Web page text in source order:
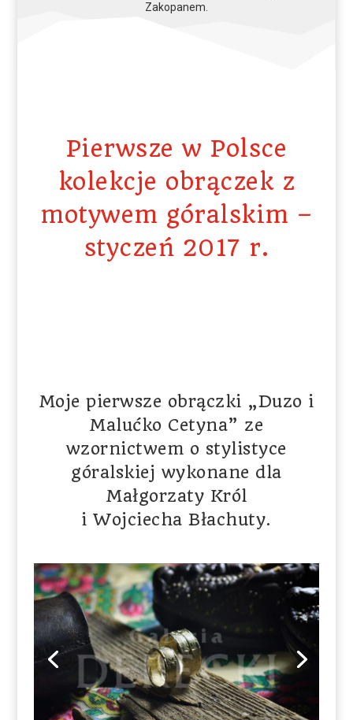
Zakopanem.
Pierwsze w Polsce
kolekcje obrączek z
motywem góralskim –
styczeń 2017 r.
Moje pierwsze obrączki „Duzo i
Malućko Cetyna” ze
wzornictwem o stylistyce
góralskiej wykonane dla
Małgorzaty Król
i Wojciecha Błachuty.